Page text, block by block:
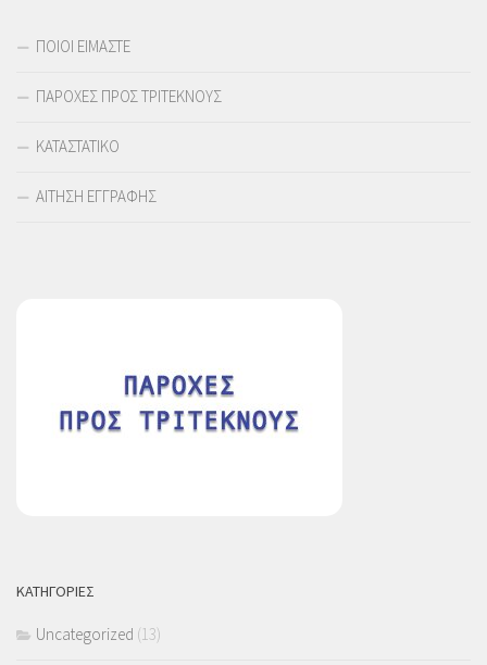
ΠΟΙΟΙ ΕΙΜΑΣΤΕ
ΠΑΡΟΧΕΣ ΠΡΟΣ ΤΡΙΤΕΚΝΟΥΣ
ΚΑΤΑΣΤΑΤΙΚΟ
ΑΙΤΗΣΗ ΕΓΓΡΑΦΗΣ
ΚΑΤΗΓΟΡΙΕΣ
Uncategorized (13)